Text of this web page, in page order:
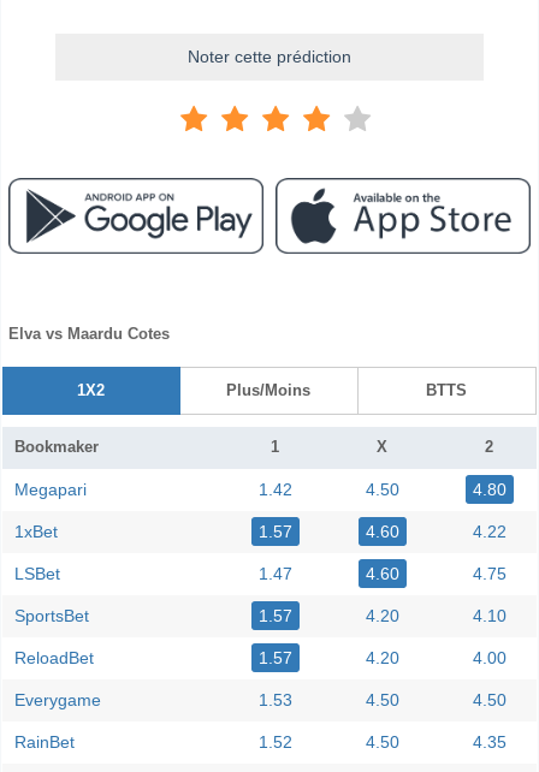
Noter cette prédiction
Elva vs Maardu Cotes
1X2 Plus/Moins BTTS
Bookmaker 1 X 2
Megapari 1.42 4.50 4.80
1xBet 1.57 4.60 4.22
LSBet 1.47 4.60 4.75
SportsBet 1.57 4.20 4.10
ReloadBet 1.57 4.20 4.00
Everygame 1.53 4.50 4.50
RainBet 1.52 4.50 4.35